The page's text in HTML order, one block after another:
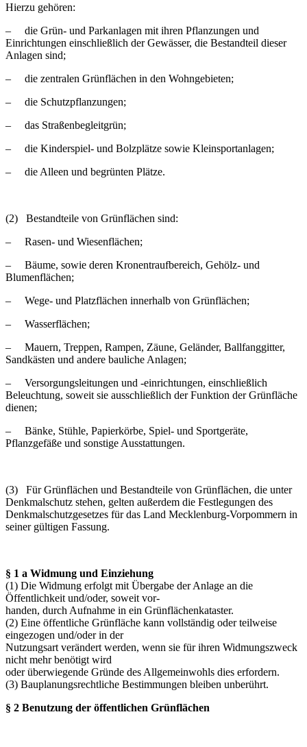
Hierzu gehören:
– die Grün- und Parkanlagen mit ihren Pflanzungen und
Einrichtungen einschließlich der Gewässer, die Bestandteil dieser
Anlagen sind;
– die zentralen Grünflächen in den Wohngebieten;
– die Schutzpflanzungen;
– das Straßenbegleitgrün;
– die Kinderspiel- und Bolzplätze sowie Kleinsportanlagen;
– die Alleen und begrünten Plätze.
(2) Bestandteile von Grünflächen sind:
– Rasen- und Wiesenflächen;
– Bäume, sowie deren Kronentraufbereich, Gehölz- und
Blumenflächen;
– Wege- und Platzflächen innerhalb von Grünflächen;
– Wasserflächen;
– Mauern, Treppen, Rampen, Zäune, Geländer, Ballfanggitter,
Sandkästen und andere bauliche Anlagen;
– Versorgungsleitungen und -einrichtungen, einschließlich
Beleuchtung, soweit sie ausschließlich der Funktion der Grünfläche
dienen;
– Bänke, Stühle, Papierkörbe, Spiel- und Sportgeräte,
Pflanzgefäße und sonstige Ausstattungen.
(3) Für Grünflächen und Bestandteile von Grünflächen, die unter
Denkmalschutz stehen, gelten außerdem die Festlegungen des
Denkmalschutzgesetzes für das Land Mecklenburg-Vorpommern in
seiner gültigen Fassung.
§ 1 a Widmung und Einziehung
(1) Die Widmung erfolgt mit Übergabe der Anlage an die
Öffentlichkeit und/oder, soweit vor-
handen, durch Aufnahme in ein Grünflächenkataster.
(2) Eine öffentliche Grünfläche kann vollständig oder teilweise
eingezogen und/oder in der
Nutzungsart verändert werden, wenn sie für ihren Widmungszweck
nicht mehr benötigt wird
oder überwiegende Gründe des Allgemeinwohls dies erfordern.
(3) Bauplanungsrechtliche Bestimmungen bleiben unberührt.
§ 2 Benutzung der öffentlichen Grünflächen